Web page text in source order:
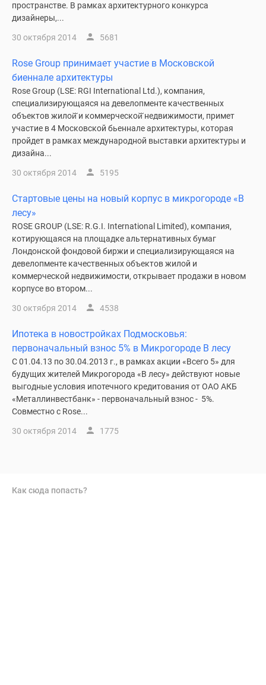
пространстве. В рамках архитектурного конкурса
дизайнеры,...
30 октября 2014 5681
Rose Group принимает участие в Московской
биеннале архитектуры
Rose Group (LSE: RGI International Ltd.), компания,
специализирующаяся на девелопменте качественных
объектов жилой̆ и коммерческой̆ недвижимости, примет
участие в 4 Московской бьеннале архитектуры, которая
пройдет в рамках международной выставки архитектуры и
дизайна...
30 октября 2014 5195
Стартовые цены на новый корпус в микрогороде «В
лесу»
ROSE GROUP (LSE: R.G.I. International Limited), компания,
котирующаяся на площадке альтернативных бумаг
Лондонской фондовой биржи и специализирующаяся на
девелопменте качественных объектов жилой и
коммерческой недвижимости, открывает продажи в новом
корпусе во втором...
30 октября 2014 4538
Ипотека в новостройках Подмосковья:
первоначальный взнос 5% в Микрогороде В лесу
С 01.04.13 по 30.04.2013 г., в рамках акции «Всего 5» для
будущих жителей Микрогорода «В лесу» действуют новые
выгодные условия ипотечного кредитования от ОАО АКБ
«Металлинвестбанк» - первоначальный взнос - 5%.
Совместно с Rose...
30 октября 2014 1775
Как сюда попасть?